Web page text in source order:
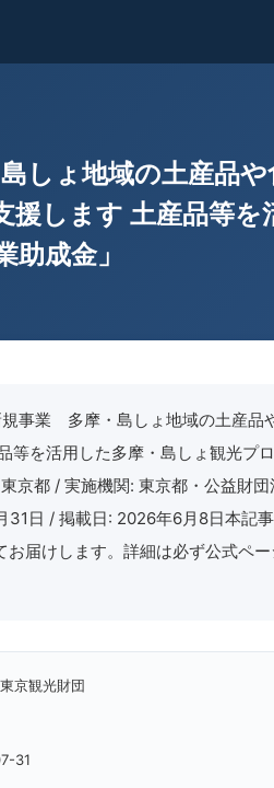
しょ地域の土産品
します 土産品等を
成金」
事業 多摩・島しょ地域の土産品
等を活用した多摩・島しょ観光プ
京都 / 実施機関: 東京都・公益財
日 / 掲載日: 2026年6月8日本記
届けします。詳細は必ず公式ペ
京観光財団
31